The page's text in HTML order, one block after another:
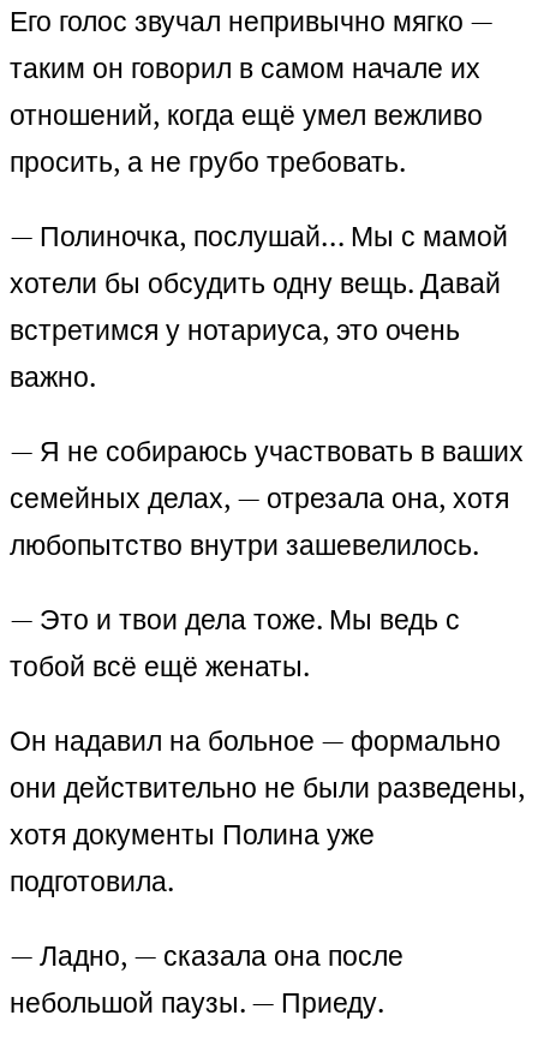
Его голос звучал непривычно мягко —
таким он говорил в самом начале их
отношений, когда ещё умел вежливо
просить, а не грубо требовать.
— Полиночка, послушай… Мы с мамой
хотели бы обсудить одну вещь. Давай
встретимся у нотариуса, это очень
важно.
— Я не собираюсь участвовать в ваших
семейных делах, — отрезала она, хотя
любопытство внутри зашевелилось.
— Это и твои дела тоже. Мы ведь с
тобой всё ещё женаты.
Он надавил на больное — формально
они действительно не были разведены,
хотя документы Полина уже
подготовила.
— Ладно, — сказала она после
небольшой паузы. — Приеду.